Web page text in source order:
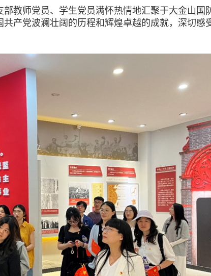
师党员、学生党员满怀热情地汇聚于大金山国
产党波澜壮阔的历程和辉煌卓越的成就，深切感